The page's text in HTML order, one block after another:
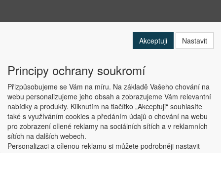
Copyright © ABRA Software a.s. 2019
Akceptuji Nastavit
Principy ochrany soukromí
Přizpůsobujeme se Vám na míru. Na základě Vašeho chování na
webu personalizujeme jeho obsah a zobrazujeme Vám relevantní
nabídky a produkty. Kliknutím na tlačítko „Akceptuji“ souhlasíte
také s využíváním cookies a předáním údajů o chování na webu
pro zobrazení cílené reklamy na sociálních sítích a v reklamních
sítích na dalších webech.
Personalizaci a cílenou reklamu si můžete podrobněji nastavit